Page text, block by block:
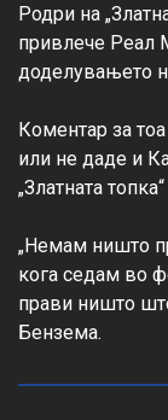
Родри на
привлече Реал
доделувањето
Коментар за
или не даде и
„Златната
„Немам ништо
кога седам во
прави ништо
Бензема.